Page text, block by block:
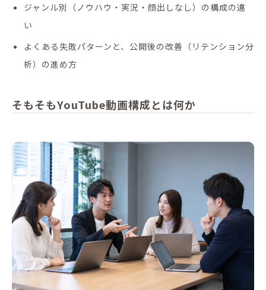
ジャンル別（ノウハウ・実況・顔出しなし）の構成の違
い
よくある失敗パターンと、公開後の改善（リテンション分
析）の進め方
そもそもYouTube動画構成とは何か